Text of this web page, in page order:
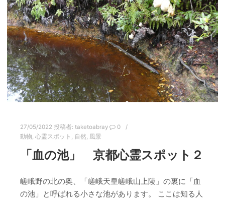
27/05/2022 投稿者: taketoabray
0
動物, 心霊スポット , 自然, 風景
「血の池」 京都心霊スポット２
嵯峨野の北の奥、「嵯峨天皇嵯峨山上陵」の裏に「血
の池」と呼ばれる小さな池があります。 ここは知る人